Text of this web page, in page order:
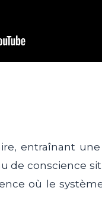
entraînant
de conscience
où le